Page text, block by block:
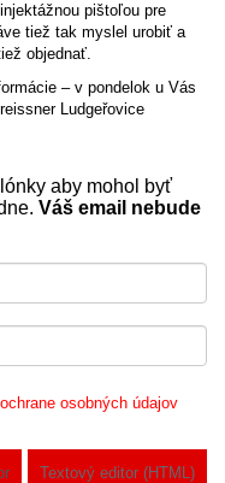
pištoľou pre
tiež tak myslel urobiť a
objednať.
– v pondelok u Vás
Ludgeřovice
aby mohol byť
Váš email nebude
osobných údajov
Textový editor (HTML)